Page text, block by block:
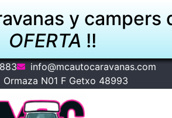
y campers
OFERTA !!
VER OFERTAS
info@mcautocaravanas.com
Ormaza N01 F Getxo 48993